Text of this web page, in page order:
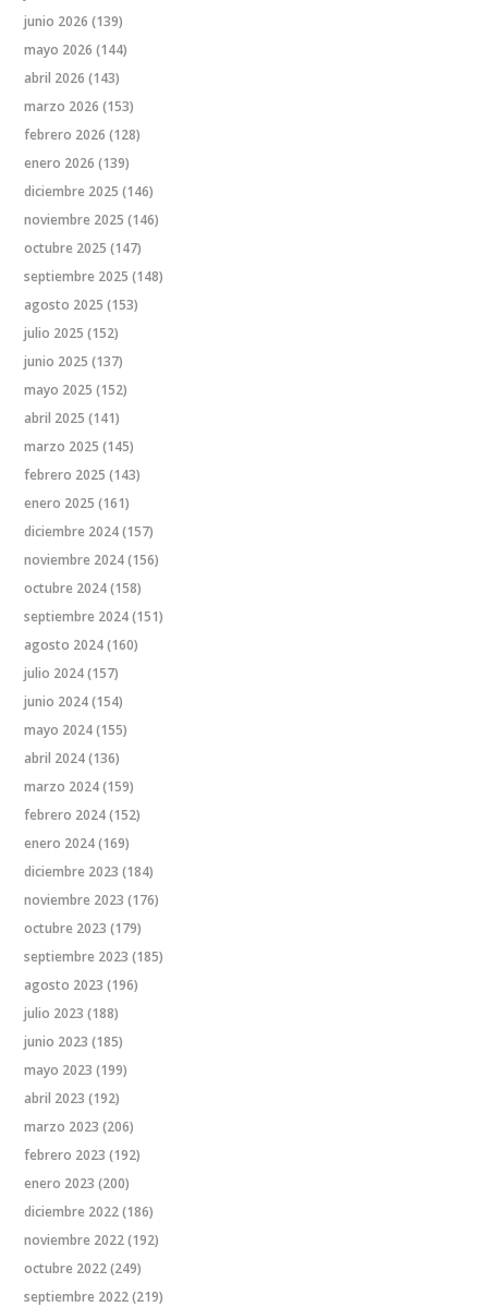
junio 2026 (139)
mayo 2026 (144)
abril 2026 (143)
marzo 2026 (153)
febrero 2026 (128)
enero 2026 (139)
diciembre 2025 (146)
noviembre 2025 (146)
octubre 2025 (147)
septiembre 2025 (148)
agosto 2025 (153)
julio 2025 (152)
junio 2025 (137)
mayo 2025 (152)
abril 2025 (141)
marzo 2025 (145)
febrero 2025 (143)
enero 2025 (161)
diciembre 2024(157)
noviembre 2024(156)
octubre 2024(158)
septiembre 2024(151)
agosto 2024(160)
julio 2024(157)
junio 2024(154)
mayo 2024(155)
abril 2024(136)
marzo 2024(159)
febrero 2024(152)
enero 2024(169)
diciembre 2023 (184)
noviembre 2023 (176)
octubre 2023 (179)
septiembre 2023 (185)
agosto 2023 (196)
julio 2023 (188)
junio 2023 (185)
mayo 2023 (199)
abril 2023 (192)
marzo 2023 (206)
febrero 2023 (192)
enero 2023 (200)
diciembre 2022(186)
noviembre 2022(192)
octubre 2022(249)
septiembre 2022(219)